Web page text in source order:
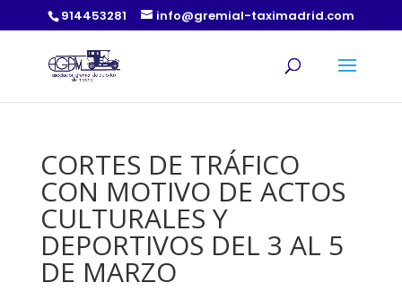
914453281 info@gremial-taximadrid.com
CORTES DE TRÁFICO
CON MOTIVO DE ACTOS
CULTURALES Y
DEPORTIVOS DEL 3 AL 5
DE MARZO